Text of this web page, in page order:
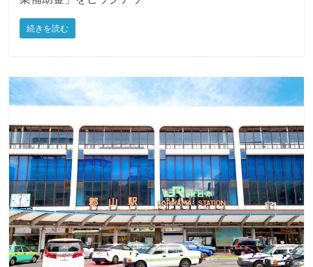
業補助金」をピックアッ